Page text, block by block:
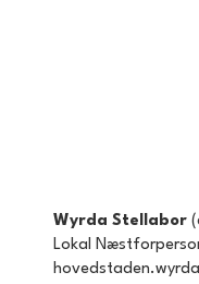
Wyrda Stellabor
Lokal